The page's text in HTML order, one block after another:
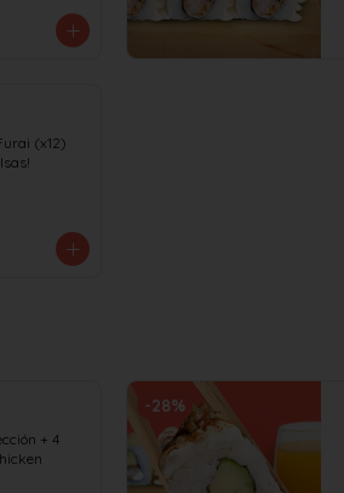
(x12)
+ 4
-28%